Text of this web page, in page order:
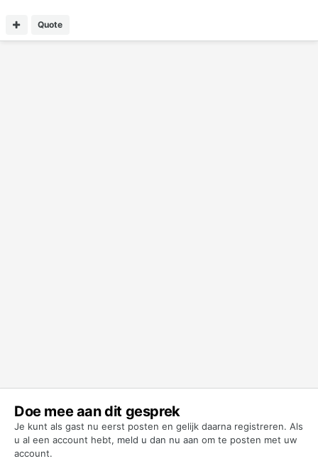
Quote
Doe mee aan dit gesprek
Je kunt als gast nu eerst posten en gelijk daarna registreren. Als
u al een account hebt, meld u dan nu aan om te posten met uw
account.